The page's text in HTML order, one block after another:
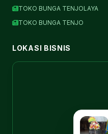
TOKO BUNGA TENJOLAYA
TOKO BUNGA TENJO
LOKASI BISNIS